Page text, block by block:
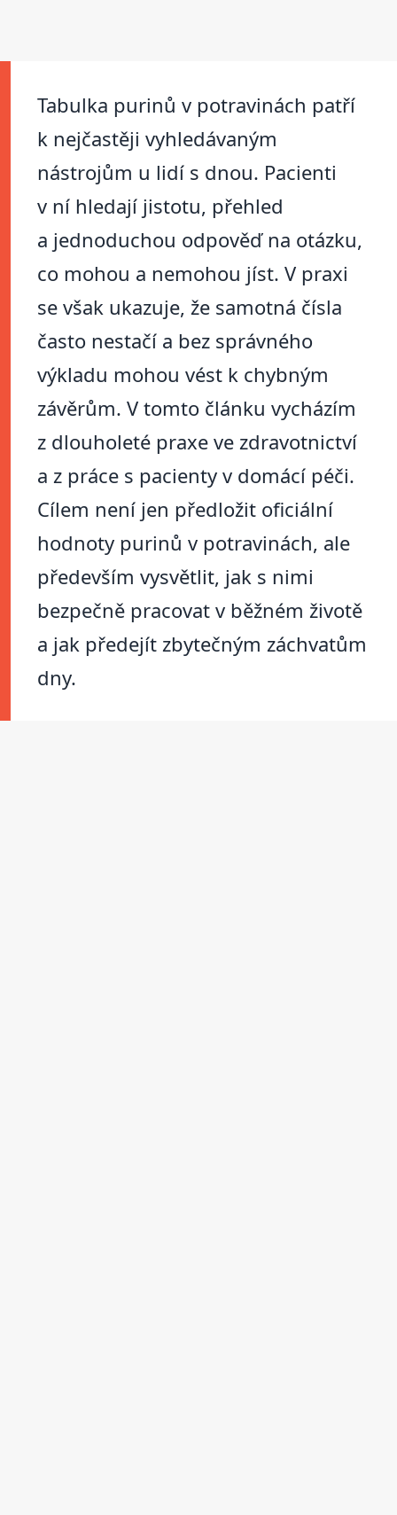
Tabulka purinů v potravinách patří
k nejčastěji vyhledávaným
nástrojům u lidí s dnou. Pacienti
v ní hledají jistotu, přehled
a jednoduchou odpověď na otázku,
co mohou a nemohou jíst. V praxi
se však ukazuje, že samotná čísla
často nestačí a bez správného
výkladu mohou vést k chybným
závěrům. V tomto článku vycházím
z dlouholeté praxe ve zdravotnictví
a z práce s pacienty v domácí péči.
Cílem není jen předložit oficiální
hodnoty purinů v potravinách, ale
především vysvětlit, jak s nimi
bezpečně pracovat v běžném životě
a jak předejít zbytečným záchvatům
dny.